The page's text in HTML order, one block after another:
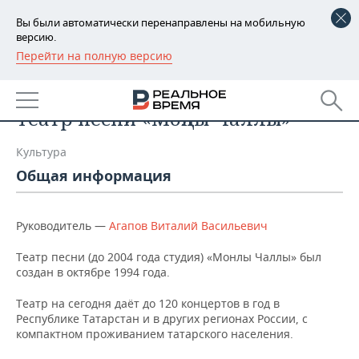
Вы были автоматически перенаправлены на мобильную
версию.
Перейти на полную версию
РЕГИОНЫ
БАШКОРТОСТАН
ТАТАРСТАН
УДМУРТИЯ
НОВОСТИ
АНАЛИТИКА
НОВОСТИ АНАЛИТИКИ
ВУЗЫ ТАТАРСТАНА
КОМУ ПРИНАДЛЕЖАТ
ТОРГОВЫЕ ЦЕНТРЫ
ТАТАРСТАНА
ЭКОНОМИКА
БАНКИ
БЮДЖЕТ
ПРОМЫШЛЕННОСТИ
МАШИНОСТРОЕНИЕ
НОВОСТИ НЕДВИЖИМОСТИ
АВТО
НОВОСТИ АВТО
БИЗНЕС
Театр песни «Моңлы Чаллы»
Культура
Общая информация
Руководитель — Агапов Виталий Васильевич
Театр песни (до 2004 года студия) «Монлы Чаллы» был
создан в октябре 1994 года.
Театр на сегодня даёт до 120 концертов в год в
Республике Татарстан и в других регионах России, с
компактном проживанием татарского населения.